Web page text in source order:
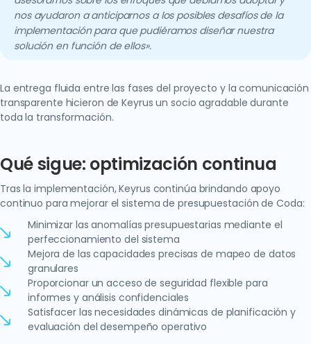
nos ayudaron a anticiparnos a los posibles desafíos de la
implementación para que pudiéramos diseñar nuestra
solución en función de ellos».
La entrega fluida entre las fases del proyecto y la comunicación
transparente hicieron de Keyrus un socio agradable durante
toda la transformación.
Qué sigue: optimización continua
Tras la implementación, Keyrus continúa brindando apoyo
continuo para mejorar el sistema de presupuestación de Coda:
Minimizar las anomalías presupuestarias mediante el
perfeccionamiento del sistema
Mejora de las capacidades precisas de mapeo de datos
granulares
Proporcionar un acceso de seguridad flexible para
informes y análisis confidenciales
Satisfacer las necesidades dinámicas de planificación y
evaluación del desempeño operativo